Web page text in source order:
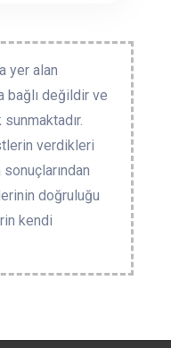
yer alan
bağlı değildir ve
verdikleri
doğruluğu
kendi